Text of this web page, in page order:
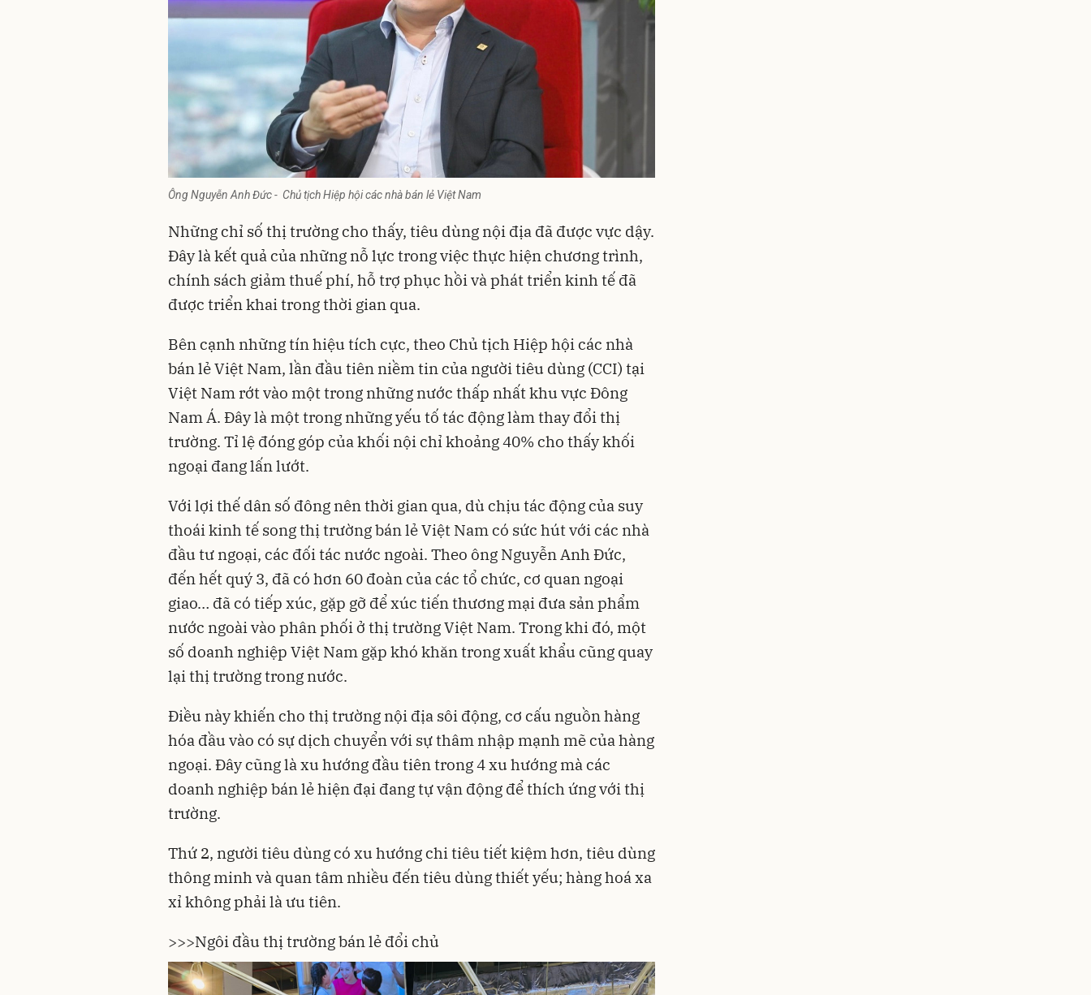
Ông Nguyễn Anh Đức - Chủ tịch Hiệp hội các nhà bán lẻ Việt Nam
Những chỉ số thị trường cho thấy, tiêu dùng nội địa đã được vực dậy.
Đây là kết quả của những nỗ lực trong việc thực hiện chương trình,
chính sách giảm thuế phí, hỗ trợ phục hồi và phát triển kinh tế đã
được triển khai trong thời gian qua.
Bên cạnh những tín hiệu tích cực, theo Chủ tịch Hiệp hội các nhà
bán lẻ Việt Nam, lần đầu tiên niềm tin của người tiêu dùng (CCI) tại
Việt Nam rớt vào một trong những nước thấp nhất khu vực Đông
Nam Á. Đây là một trong những yếu tố tác động làm thay đổi thị
trường. Tỉ lệ đóng góp của khối nội chỉ khoảng 40% cho thấy khối
ngoại đang lấn lướt.
Với lợi thế dân số đông nên thời gian qua, dù chịu tác động của suy
thoái kinh tế song thị trường bán lẻ Việt Nam có sức hút với các nhà
đầu tư ngoại, các đối tác nước ngoài. Theo ông Nguyễn Anh Đức,
đến hết quý 3, đã có hơn 60 đoàn của các tổ chức, cơ quan ngoại
giao… đã có tiếp xúc, gặp gỡ để xúc tiến thương mại đưa sản phẩm
nước ngoài vào phân phối ở thị trường Việt Nam. Trong khi đó, một
số doanh nghiệp Việt Nam gặp khó khăn trong xuất khẩu cũng quay
lại thị trường trong nước.
Điều này khiến cho thị trường nội địa sôi động, cơ cấu nguồn hàng
hóa đầu vào có sự dịch chuyển với sự thâm nhập mạnh mẽ của hàng
ngoại. Đây cũng là xu hướng đầu tiên trong 4 xu hướng mà các
doanh nghiệp bán lẻ hiện đại đang tự vận động để thích ứng với thị
trường.
Thứ 2, người tiêu dùng có xu hướng chi tiêu tiết kiệm hơn, tiêu dùng
thông minh và quan tâm nhiều đến tiêu dùng thiết yếu; hàng hoá xa
xỉ không phải là ưu tiên.
>>>Ngôi đầu thị trường bán lẻ đổi chủ